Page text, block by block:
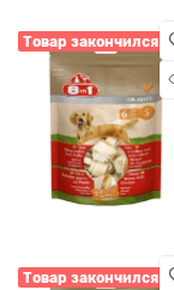
Товар закончился
Товар закончился